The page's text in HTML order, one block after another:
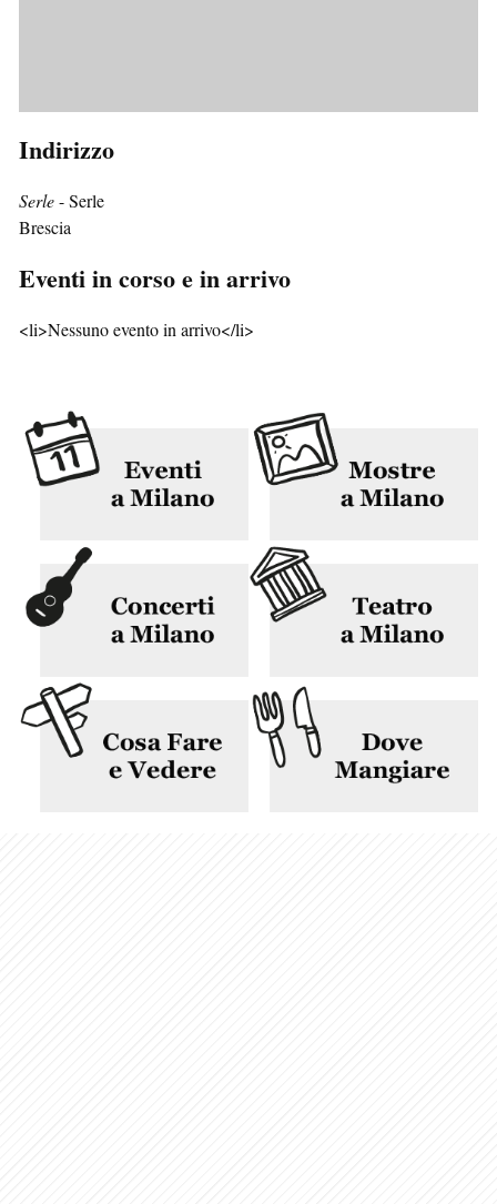
Indirizzo
Serle- Serle
Brescia
Eventi in corso e in arrivo
<li>Nessuno evento in arrivo</li>